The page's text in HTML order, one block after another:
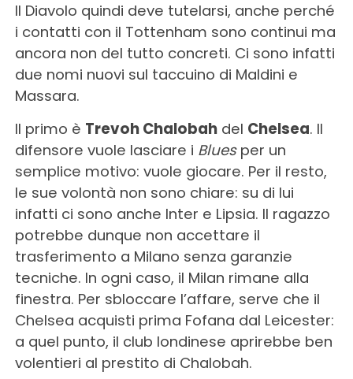
Il Diavolo quindi deve tutelarsi, anche perché
i contatti con il Tottenham sono continui ma
ancora non del tutto concreti. Ci sono infatti
due nomi nuovi sul taccuino di Maldini e
Massara.
Il primo è Trevoh Chalobahdel Chelsea. Il
difensore vuole lasciare i Bluesper un
semplice motivo: vuole giocare. Per il resto,
le sue volontà non sono chiare: su di lui
infatti ci sono anche Inter e Lipsia. Il ragazzo
potrebbe dunque non accettare il
trasferimento a Milano senza garanzie
tecniche. In ogni caso, il Milan rimane alla
finestra. Per sbloccare l’affare, serve che il
Chelsea acquisti prima Fofana dal Leicester:
a quel punto, il club londinese aprirebbe ben
volentieri al prestito di Chalobah.